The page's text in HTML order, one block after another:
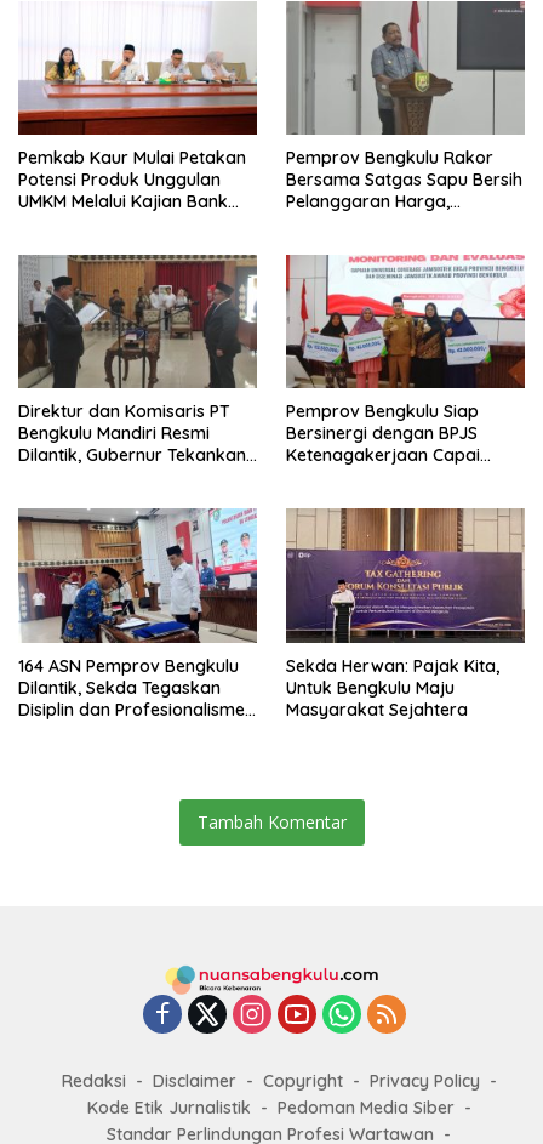
Pemkab Kaur Mulai Petakan
Potensi Produk Unggulan
UMKM Melalui Kajian Bank
Pemprov Bengkulu Rakor
Bersama Satgas Sapu Bersih
Pelanggaran Harga,
Masih Jadi Sorotan
Direktur dan Komisaris PT
Bengkulu Mandiri Resmi
Dilantik, Gubernur Tekankan
Pemprov Bengkulu Siap
Bersinergi dengan BPJS
Ketenagakerjaan Capai
164 ASN Pemprov Bengkulu
Dilantik, Sekda Tegaskan
Disiplin dan Profesionalisme
Sekda Herwan: Pajak Kita,
Untuk Bengkulu Maju
Masyarakat Sejahtera
Tambah Komentar
Redaksi Disclaimer Copyright
Privacy Policy
Kode Etik Jurnalistik
Pedoman Media Siber
Standar Perlindungan Profesi Wartawan